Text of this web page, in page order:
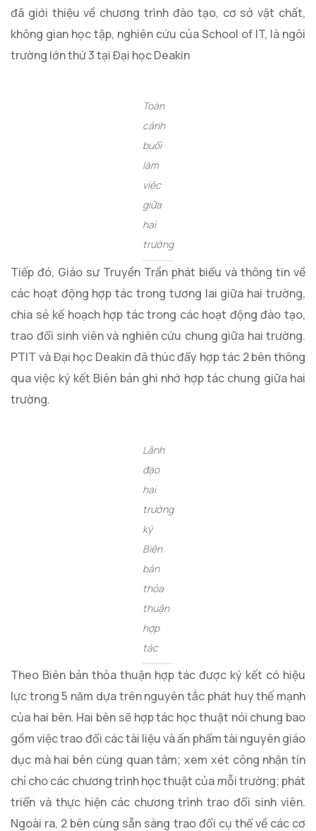
đã giới thiệu về chương trình đào tạo, cơ sở vật chất,
không gian học tập, nghiên cứu của School of IT, là ngôi
trường lớn thứ 3 tại Đại học Deakin
Toàn
cảnh
buổi
làm
việc
giữa
hai
trường
Tiếp đó, Giáo sư Truyền Trần phát biểu và thông tin về
các hoạt động hợp tác trong tương lai giữa hai trường,
chia sẻ kế hoạch hợp tác trong các hoạt động đào tạo,
trao đổi sinh viên và nghiên cứu chung giữa hai trường.
PTIT và Đại học Deakin đã thúc đẩy hợp tác 2 bên thông
qua việc ký kết Biên bản ghi nhớ hợp tác chung giữa hai
trường.
Lãnh
đạo
hai
trường
ký
Biên
bản
thỏa
thuận
hợp
tác
Theo Biên bản thỏa thuận hợp tác được ký kết có hiệu
lực trong 5 năm dựa trên nguyên tắc phát huy thế mạnh
của hai bên. Hai bên sẽ hợp tác học thuật nói chung bao
gồm việc trao đổi các tài liệu và ấn phẩm tài nguyên giáo
dục mà hai bên cùng quan tâm; xem xét công nhận tín
chỉ cho các chương trình học thuật của mỗi trường; phát
triển và thực hiện các chương trình trao đổi sinh viên.
Ngoài ra, 2 bên cùng sẵn sàng trao đổi cụ thể về các cơ